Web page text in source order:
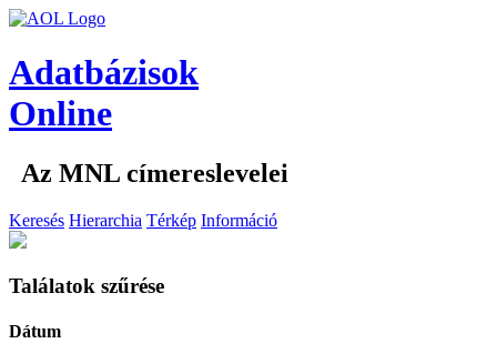
Adatbázisok
Online
Az MNL címereslevelei
Keresés Hierarchia Térkép Információ
Találatok szűrése
Dátum